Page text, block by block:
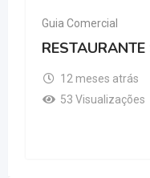
Guia Comercial
12 meses atrás
53 Visualizações